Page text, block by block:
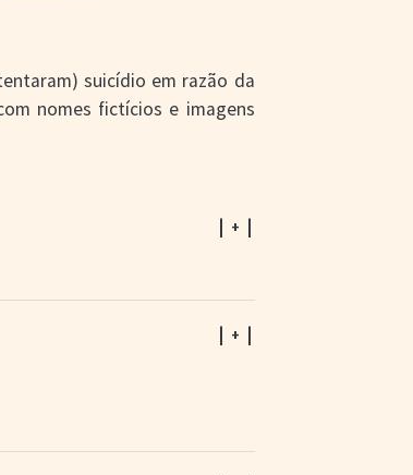
suicídio em razão da
nomes fictícios e imagens
| + |
| + |